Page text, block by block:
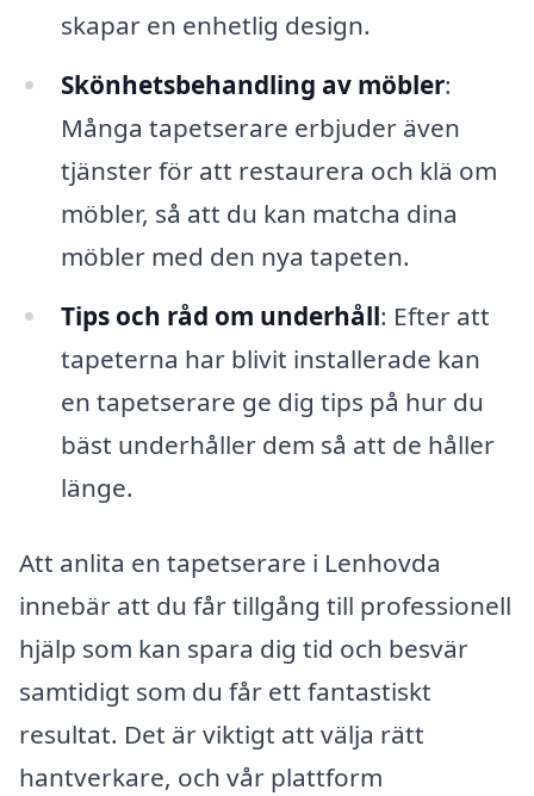
skapar en enhetlig design.
Skönhetsbehandling av möbler:
Många tapetserare erbjuder även
tjänster för att restaurera och klä om
möbler, så att du kan matcha dina
möbler med den nya tapeten.
Tips och råd om underhåll: Efter att
tapeterna har blivit installerade kan
en tapetserare ge dig tips på hur du
bäst underhåller dem så att de håller
länge.
Att anlita en tapetserare i Lenhovda
innebär att du får tillgång till professionell
hjälp som kan spara dig tid och besvär
samtidigt som du får ett fantastiskt
resultat. Det är viktigt att välja rätt
hantverkare, och vår plattform